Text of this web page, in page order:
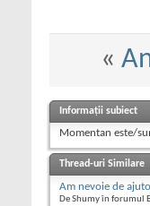
«
Informații subiect
Momentan este/
Thread-uri Similare
Am nevoie de
De Shumy în forumul